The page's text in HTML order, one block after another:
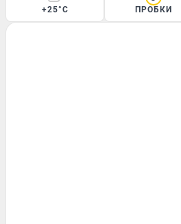
+25°C ПРОБКИ